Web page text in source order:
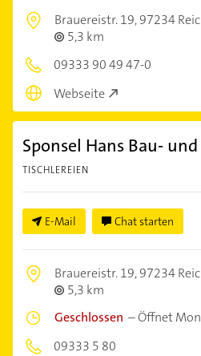
Brauereistr. 19,97234
5,3 km
09333 90 49 47-0
Webseite
Sponsel Hans Bau-
TISCHLEREIEN
E-Mail Chat starten
Brauereistr. 19,97234
5,3 km
Geschlossen –Öffnet
09333 5 80